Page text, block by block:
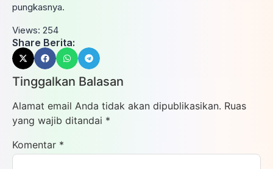
pungkasnya.
Views: 254
Share Berita:
Tinggalkan Balasan
Alamat email Anda tidak akan dipublikasikan. Ruas
yang wajib ditandai *
Komentar *